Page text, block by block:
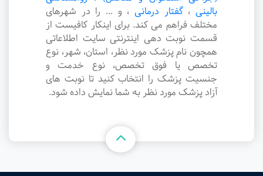
بالینی ،گفتار درمانی ، و ... را در شهرهای
مختلف فراهم می کند. برای اینکار کافیست از
قسمت نوبت دهی اینترنتی سایت اطلاعاتی
همچون نام پزشک مورد نظر، استان، شهر، نوع
تخصص یا فوق تخصص، نوع خدمت و
جنسیت پزشک را انتخاب کنید تا نوبت های
آزاد پزشک مورد نظر به شما نمایش داده شود.